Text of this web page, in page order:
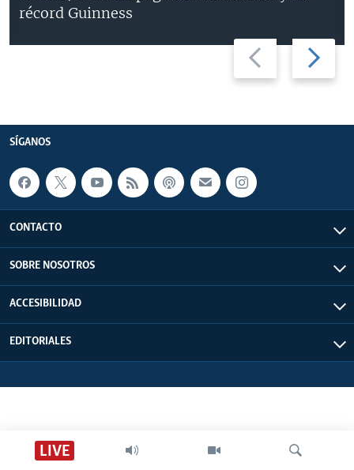
LIVE
Previous
slide
Next
slide
récord Guinness
SÍGANOS
CONTACTO
SOBRE NOSOTROS
ACCESIBILIDAD
EDITORIALES